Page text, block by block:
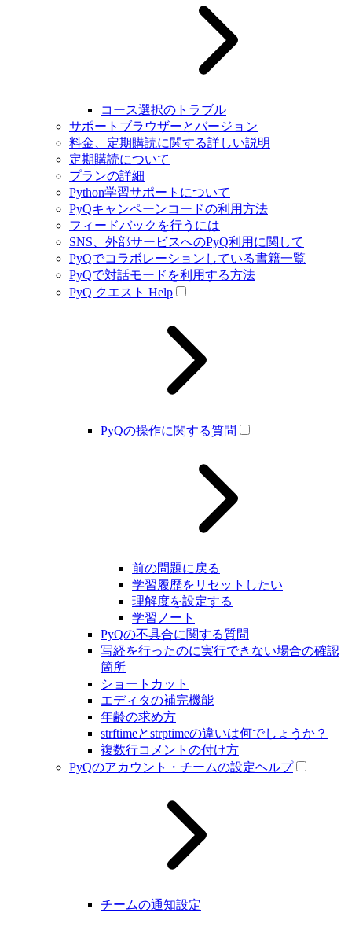
コース選択のトラブル
サポートブラウザーとバージョン
料金、定期購読に関する詳しい説明
定期購読について
プランの詳細
Python学習サポートについて
PyQキャンペーンコードの利用方法
フィードバックを行うには
SNS、外部サービスへのPyQ利用に関して
PyQでコラボレーションしている書籍一覧
PyQで対話モードを利用する方法
PyQ クエスト Help
PyQの操作に関する質問
前の問題に戻る
学習履歴をリセットしたい
理解度を設定する
学習ノート
PyQの不具合に関する質問
写経を行ったのに実行できない場合の確認
箇所
ショートカット
エディタの補完機能
年齢の求め方
strftimeとstrptimeの違いは何でしょうか？
複数行コメントの付け方
PyQのアカウント・チームの設定ヘルプ
チームの通知設定